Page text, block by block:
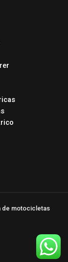
de motocicletas